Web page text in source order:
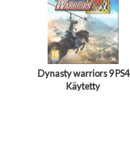
Dynasty warriors 9 PS4
Käytetty